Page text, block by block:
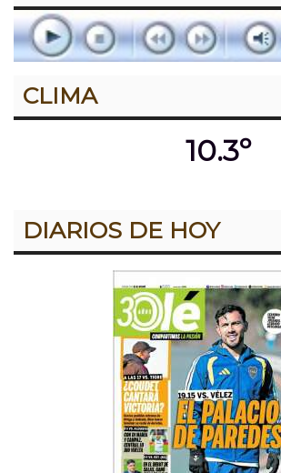
CLIMA
10.3º
DIARIOS DE HOY